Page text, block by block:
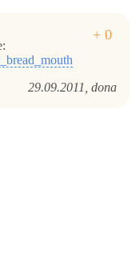
29.09.2011 dona